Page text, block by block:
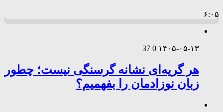
۶:۰۵
۱۴۰۵-۰۵-۱۳ 0
37
هر گریه‌ای نشانه گرسنگی نیست؛ چطور
زبان نوزادمان را بفهمیم؟